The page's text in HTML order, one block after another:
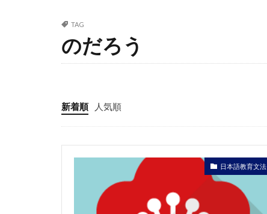
TAG
のだろう
新着順 人気順
日本語教育文法